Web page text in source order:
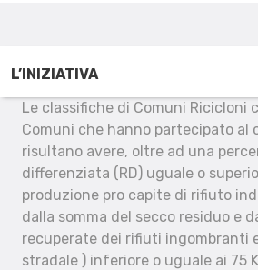
L’INIZIATIVA
Le classifiche di Comuni Ricicloni
Comuni che hanno partecipato al
risultano avere, oltre ad una
differenziata (RD) uguale o
produzione pro capite di rifiuto
dalla somma del secco residuo e
recuperate dei rifiuti ingombranti
stradale ) inferiore o uguale ai 75